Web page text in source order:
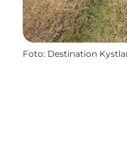
Foto: Destination